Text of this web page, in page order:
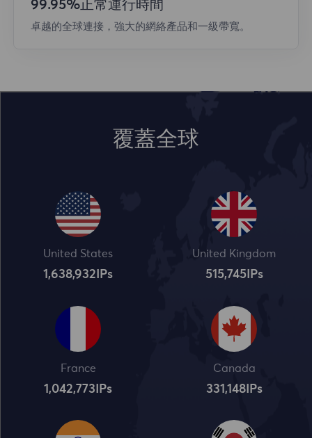
99.95%正常運行時間
卓越的全球連接，強大的網絡產品和一級帶寬。
覆蓋全球
United States
1,638,932 IPs
United Kingdom
515,745IPs
France
1,042,773 IPs
Canada
331,148IPs